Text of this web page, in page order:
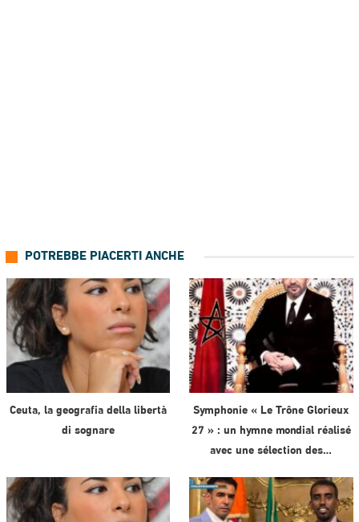
POTREBBE PIACERTI ANCHE
Ceuta, la geografia della libertà
di sognare
Symphonie « Le Trône Glorieux
27 » : un hymne mondial réalisé
avec une sélection des…